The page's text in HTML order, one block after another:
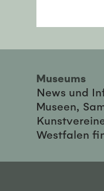
Museums
News und
Museen,
Westfalen